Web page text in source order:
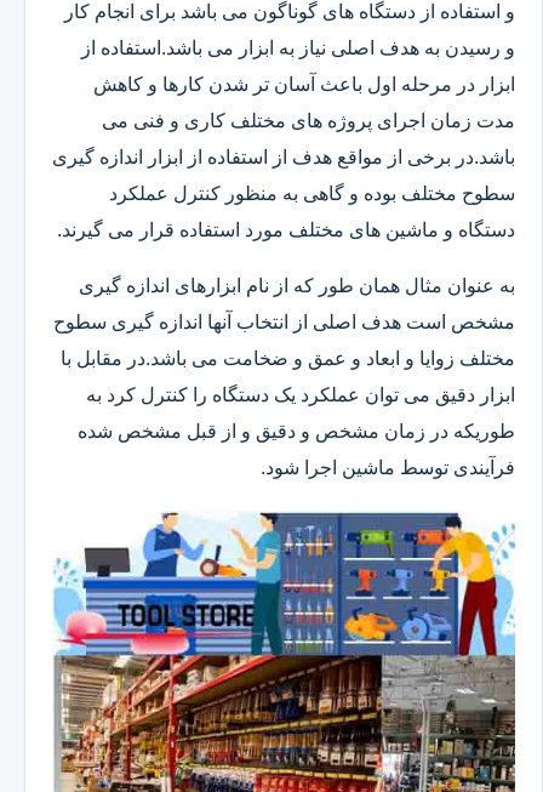
و استفاده از دستگاه های گوناگون می باشد برای انجام کار
و رسیدن به هدف اصلی نیاز به ابزار می باشد.استفاده از
ابزار در مرحله اول باعث آسان تر شدن کارها و کاهش
مدت زمان اجرای پروژه های مختلف کاری و فنی می
باشد.در برخی از مواقع هدف از استفاده از ابزار اندازه گیری
سطوح مختلف بوده و گاهی به منظور کنترل عملکرد
دستگاه و ماشین های مختلف مورد استفاده قرار می گیرند.
به عنوان مثال همان طور که از نام ابزارهای اندازه گیری
مشخص است هدف اصلی از انتخاب آنها اندازه گیری سطوح
مختلف زوایا و ابعاد و عمق و ضخامت می باشد.در مقابل با
ابزار دقیق می توان عملکرد یک دستگاه را کنترل کرد به
طوریکه در زمان مشخص و دقیق و از قبل مشخص شده
فرآیندی توسط ماشین اجرا شود.